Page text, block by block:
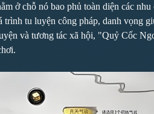
ở chỗ nó bao phủ toàn diện các
tu luyện công pháp, danh
và tương tác xã hội, "Quỷ Cốc